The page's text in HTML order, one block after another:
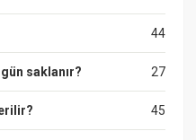
44
27
saklanır?
45